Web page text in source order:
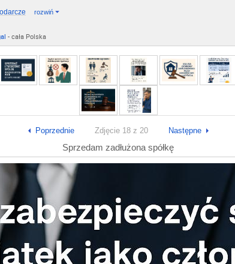
rozwiń
- cała Polska
Poprzednie Zdjęcie 18 z 20 Następne
Sprzedam zadłużona spółkę